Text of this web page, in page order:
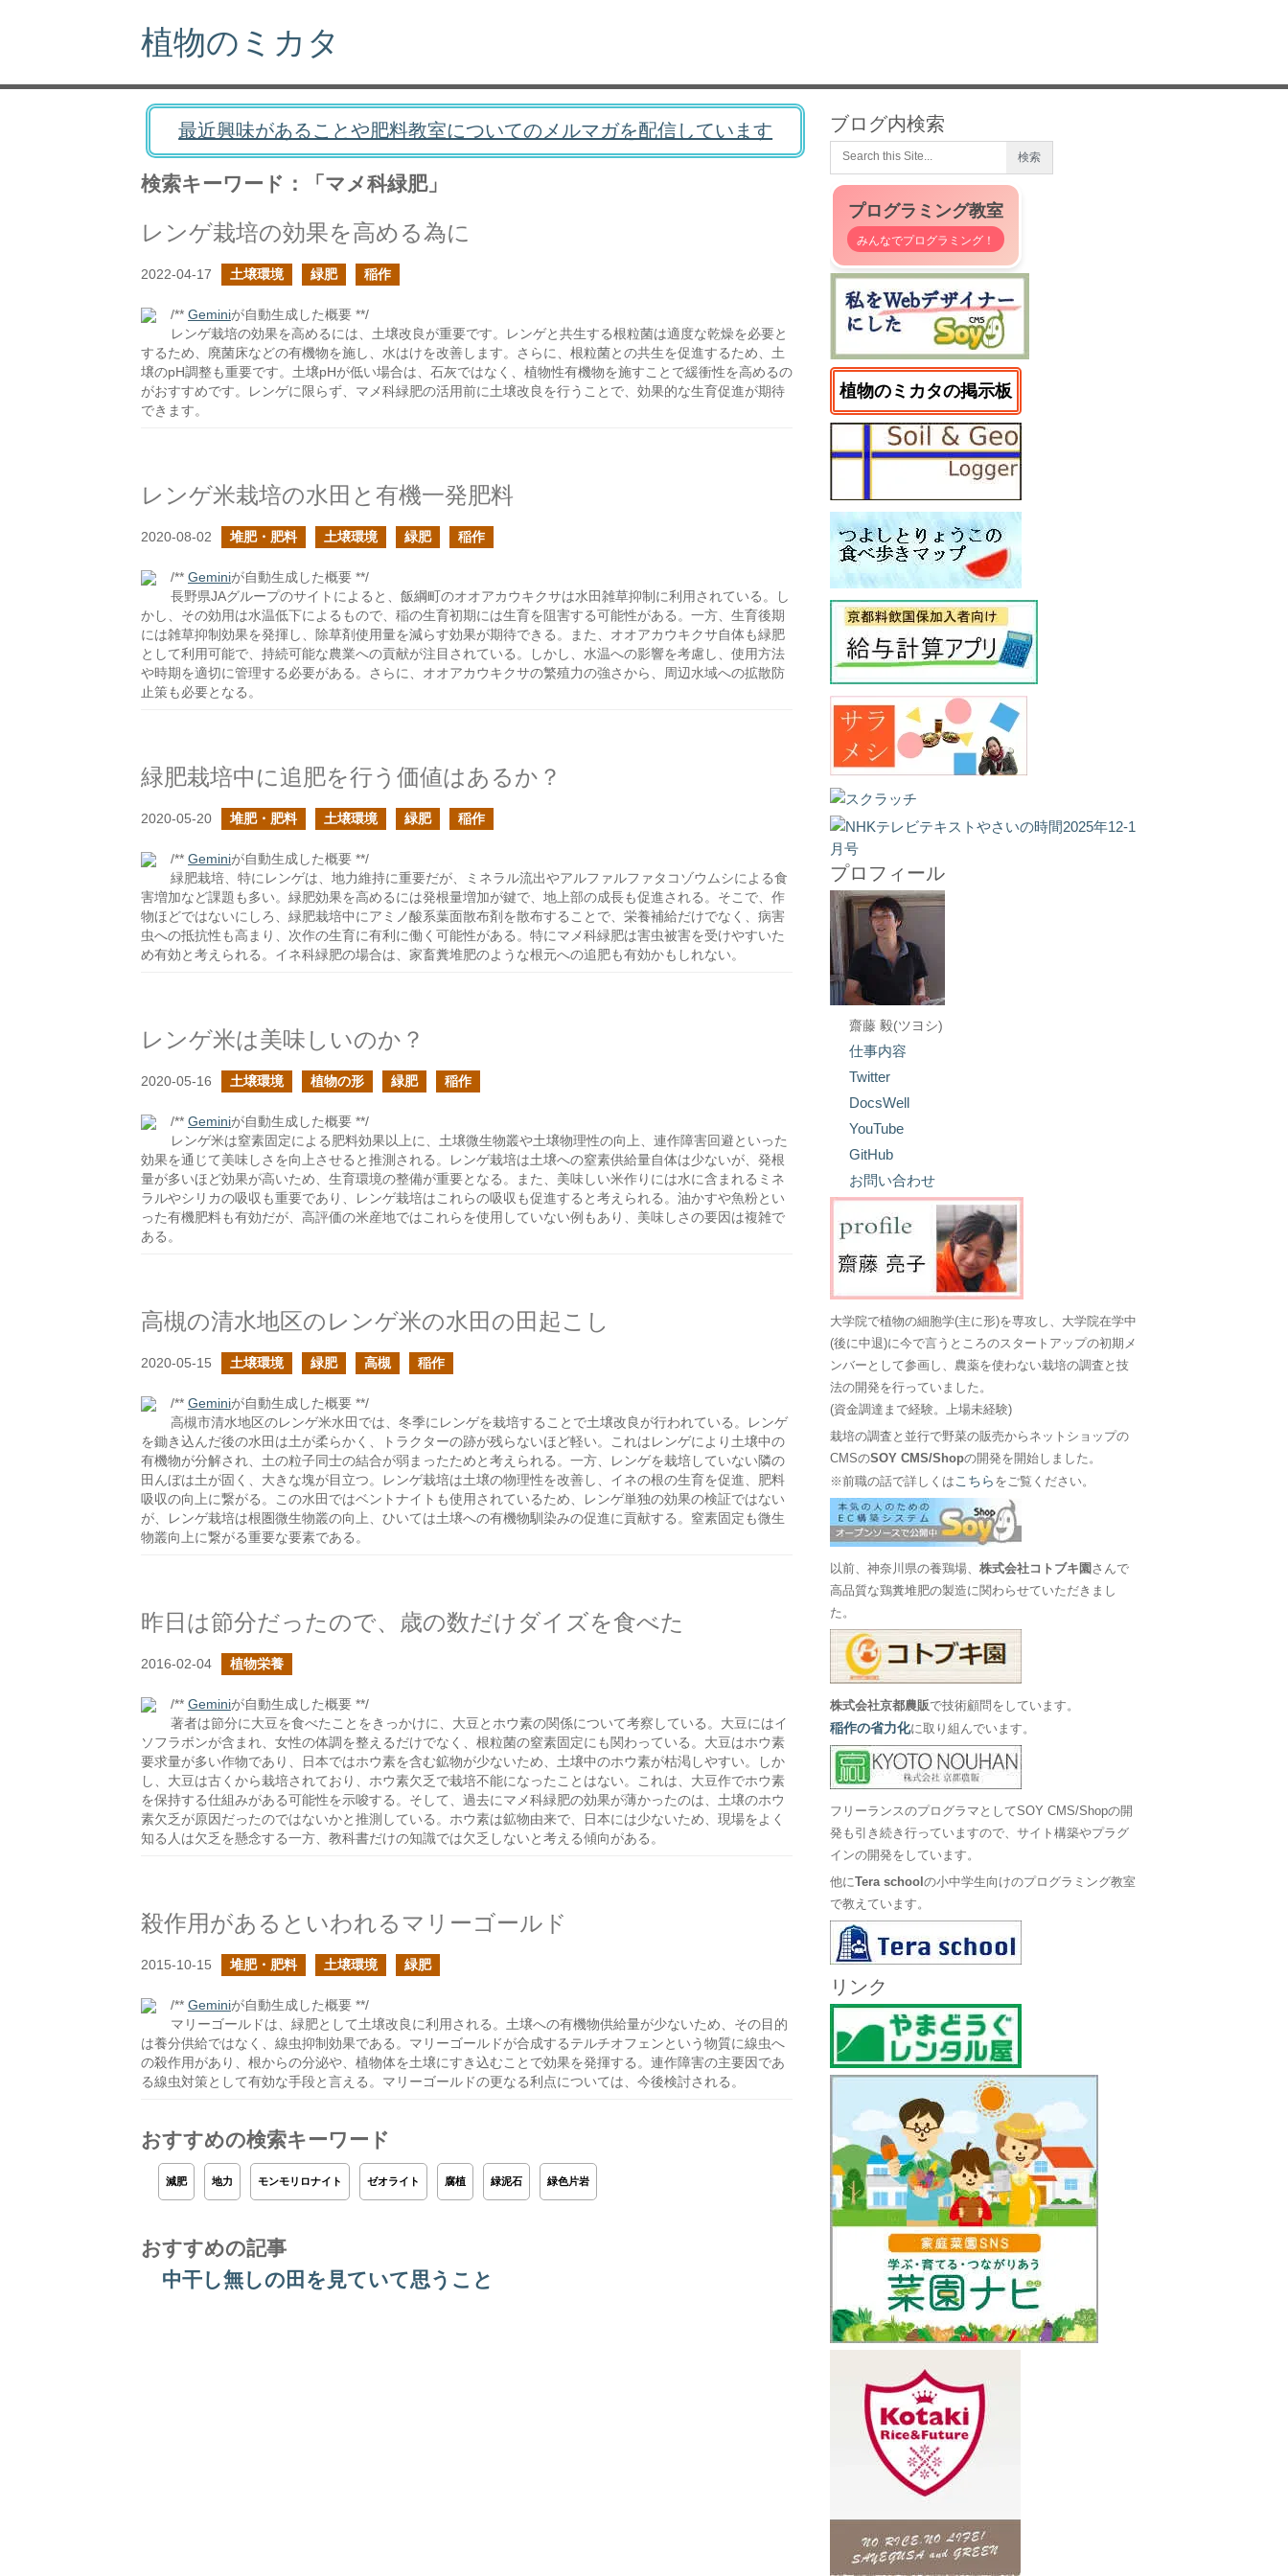
植物のミカタ
最近興味があることや肥料教室についてのメルマガを配信しています
検索キーワード：「マメ科緑肥」
レンゲ栽培の効果を高める為に
2022-04-17 土壌環境 緑肥 稲作
/** Geminiが自動生成した概要 **/
レンゲ栽培の効果を高めるには、土壌改良が重要です。レンゲと共生する根粒菌は適度な乾燥を必要と
するため、廃菌床などの有機物を施し、水はけを改善します。さらに、根粒菌との共生を促進するため、土
壌のpH調整も重要です。土壌pHが低い場合は、石灰ではなく、植物性有機物を施すことで緩衝性を高めるの
がおすすめです。レンゲに限らず、マメ科緑肥の活用前に土壌改良を行うことで、効果的な生育促進が期待
できます。
レンゲ米栽培の水田と有機一発肥料
2020-08-02 堆肥・肥料 土壌環境 緑肥 稲作
/** Geminiが自動生成した概要 **/
長野県JAグループのサイトによると、飯綱町のオオアカウキクサは水田雑草抑制に利用されている。し
かし、その効用は水温低下によるもので、稲の生育初期には生育を阻害する可能性がある。一方、生育後期
には雑草抑制効果を発揮し、除草剤使用量を減らす効果が期待できる。また、オオアカウキクサ自体も緑肥
として利用可能で、持続可能な農業への貢献が注目されている。しかし、水温への影響を考慮し、使用方法
や時期を適切に管理する必要がある。さらに、オオアカウキクサの繁殖力の強さから、周辺水域への拡散防
止策も必要となる。
緑肥栽培中に追肥を行う価値はあるか？
2020-05-20 堆肥・肥料 土壌環境 緑肥 稲作
/** Geminiが自動生成した概要 **/
緑肥栽培、特にレンゲは、地力維持に重要だが、ミネラル流出やアルファルファタコゾウムシによる食
害増加など課題も多い。緑肥効果を高めるには発根量増加が鍵で、地上部の成長も促進される。そこで、作
物ほどではないにしろ、緑肥栽培中にアミノ酸系葉面散布剤を散布することで、栄養補給だけでなく、病害
虫への抵抗性も高まり、次作の生育に有利に働く可能性がある。特にマメ科緑肥は害虫被害を受けやすいた
め有効と考えられる。イネ科緑肥の場合は、家畜糞堆肥のような根元への追肥も有効かもしれない。
レンゲ米は美味しいのか？
2020-05-16 土壌環境 植物の形 緑肥 稲作
/** Geminiが自動生成した概要 **/
レンゲ米は窒素固定による肥料効果以上に、土壌微生物叢や土壌物理性の向上、連作障害回避といった
効果を通じて美味しさを向上させると推測される。レンゲ栽培は土壌への窒素供給量自体は少ないが、発根
量が多いほど効果が高いため、生育環境の整備が重要となる。また、美味しい米作りには水に含まれるミネ
ラルやシリカの吸収も重要であり、レンゲ栽培はこれらの吸収も促進すると考えられる。油かすや魚粉とい
った有機肥料も有効だが、高評価の米産地ではこれらを使用していない例もあり、美味しさの要因は複雑で
ある。
高槻の清水地区のレンゲ米の水田の田起こし
2020-05-15 土壌環境 緑肥 高槻 稲作
/** Geminiが自動生成した概要 **/
高槻市清水地区のレンゲ米水田では、冬季にレンゲを栽培することで土壌改良が行われている。レンゲ
を鋤き込んだ後の水田は土が柔らかく、トラクターの跡が残らないほど軽い。これはレンゲにより土壌中の
有機物が分解され、土の粒子同士の結合が弱まったためと考えられる。一方、レンゲを栽培していない隣の
田んぼは土が固く、大きな塊が目立つ。レンゲ栽培は土壌の物理性を改善し、イネの根の生育を促進、肥料
吸収の向上に繋がる。この水田ではベントナイトも使用されているため、レンゲ単独の効果の検証ではない
が、レンゲ栽培は根圏微生物叢の向上、ひいては土壌への有機物馴染みの促進に貢献する。窒素固定も微生
物叢向上に繋がる重要な要素である。
昨日は節分だったので、歳の数だけダイズを食べた
2016-02-04 植物栄養
/** Geminiが自動生成した概要 **/
著者は節分に大豆を食べたことをきっかけに、大豆とホウ素の関係について考察している。大豆にはイ
ソフラボンが含まれ、女性の体調を整えるだけでなく、根粒菌の窒素固定にも関わっている。大豆はホウ素
要求量が多い作物であり、日本ではホウ素を含む鉱物が少ないため、土壌中のホウ素が枯渇しやすい。しか
し、大豆は古くから栽培されており、ホウ素欠乏で栽培不能になったことはない。これは、大豆作でホウ素
を保持する仕組みがある可能性を示唆する。そして、過去にマメ科緑肥の効果が薄かったのは、土壌のホウ
素欠乏が原因だったのではないかと推測している。ホウ素は鉱物由来で、日本には少ないため、現場をよく
知る人は欠乏を懸念する一方、教科書だけの知識では欠乏しないと考える傾向がある。
殺作用があるといわれるマリーゴールド
2015-10-15 堆肥・肥料 土壌環境 緑肥
/** Geminiが自動生成した概要 **/
マリーゴールドは、緑肥として土壌改良に利用される。土壌への有機物供給量が少ないため、その目的
は養分供給ではなく、線虫抑制効果である。マリーゴールドが合成するテルチオフェンという物質に線虫へ
の殺作用があり、根からの分泌や、植物体を土壌にすき込むことで効果を発揮する。連作障害の主要因であ
る線虫対策として有効な手段と言える。マリーゴールドの更なる利点については、今後検討される。
おすすめの検索キーワード
減肥 地力 モンモリロナイト ゼオライト 腐植 緑泥石 緑色片岩
おすすめの記事
中干し無しの田を見ていて思うこと
ブログ内検索
プログラミング教室
みんなでプログラミング！
植物のミカタの掲示板
プロフィール
齋藤 毅(ツヨシ)
仕事内容
Twitter
DocsWell
YouTube
GitHub
お問い合わせ
大学院で植物の細胞学(主に形)を専攻し、大学院在学中
(後に中退)に今で言うところのスタートアップの初期メ
ンバーとして参画し、農薬を使わない栽培の調査と技
法の開発を行っていました。
(資金調達まで経験。上場未経験)
栽培の調査と並行で野菜の販売からネットショップの
CMSのSOY CMS/Shopの開発を開始しました。
※前職の話で詳しくは こちら をご覧ください。
以前、神奈川県の養鶏場、株式会社コトブキ園 さんで
高品質な鶏糞堆肥の製造に関わらせていただきまし
た。
株式会社京都農販で技術顧問をしています。
稲作の省力化に取り組んでいます。
フリーランスのプログラマとしてSOY CMS/Shopの開
発も引き続き行っていますので、サイト構築やプラグ
インの開発をしています。
他にTera schoolの小中学生向けのプログラミング教室
で教えています。
リンク